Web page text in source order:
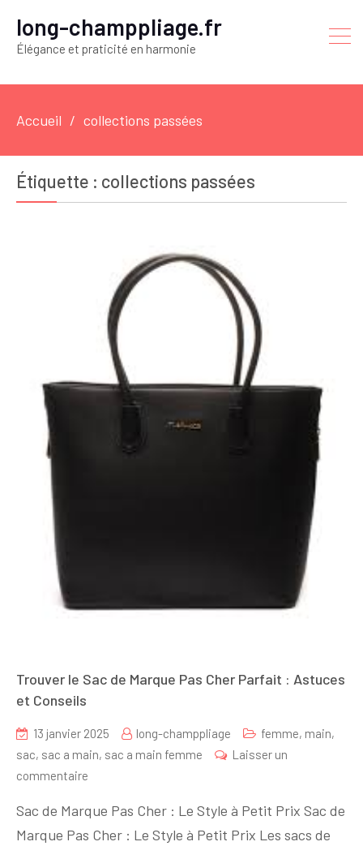
long-champpliage.fr
Élégance et praticité en harmonie
Accueil collections passées
Étiquette : collections passées
Trouver le Sac de Marque Pas Cher Parfait : Astuces
et Conseils
13 janvier 2025 long-champpliage femme, main,
sac, sac a main, sac a main femme
Laisser un
commentaire
le
Sac
Sac de Marque Pas Cher : Le Style à Petit Prix Sac de
Marque Pas Cher : Le Style à Petit Prix Les sacs de